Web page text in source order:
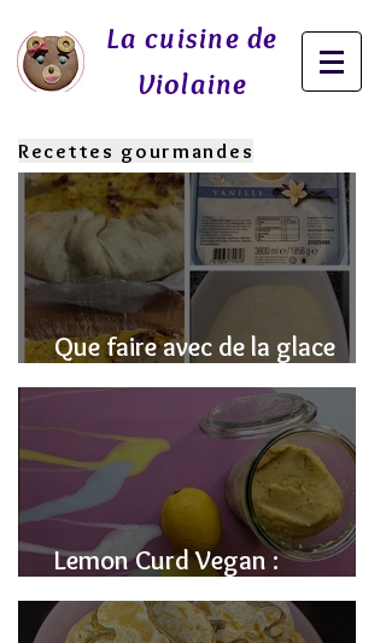
La cuisine de
Violaine
Recettes gourmandes
Que faire avec de la glace
fondue? J'ai la SOLUTION!
Lemon Curd Vegan :
L'alternative saine aux pois
chiches